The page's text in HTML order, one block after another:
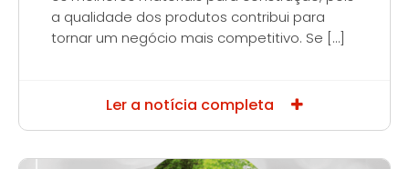
a qualidade dos produtos contribui para
tornar um negócio mais competitivo. Se […]
Ler a notícia completa